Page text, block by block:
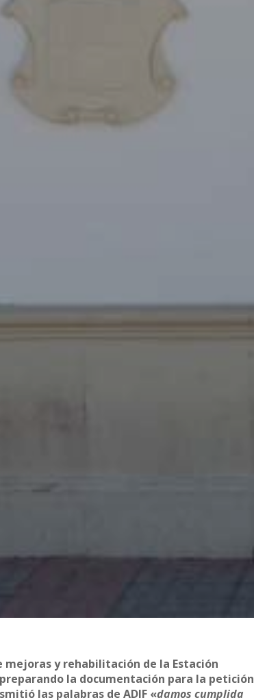
mejoras y rehabilitación de la Estación
la documentación para la petición
las palabras de ADIF «damos cumplida